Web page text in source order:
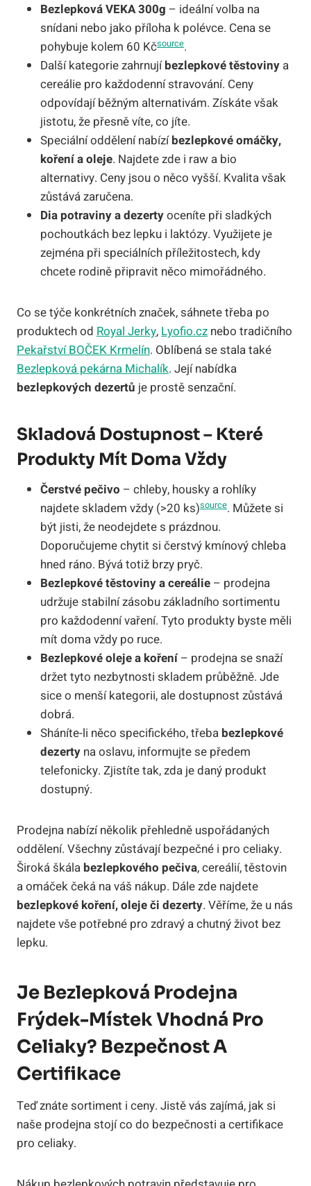
Bezlepková VEKA 300g – ideální volba na
snídani nebo jako příloha k polévce. Cena se
pohybuje kolem 60 Kčsource.
Další kategorie zahrnujíbezlepkové těstoviny a
cereálie pro každodenní stravování. Ceny
odpovídají běžným alternativám. Získáte však
jistotu, že přesně víte, co jíte.
Speciální oddělení nabízíbezlepkové omáčky,
koření a oleje. Najdete zde i raw a bio
alternativy. Ceny jsou o něco vyšší. Kvalita však
zůstává zaručena.
Dia potraviny a dezertyoceníte při sladkých
pochoutkách bez lepku i laktózy. Využijete je
zejména při speciálních příležitostech, kdy
chcete rodině připravit něco mimořádného.
Co se týče konkrétních značek, sáhnete třeba po
produktech od Royal Jerky,Lyofio.cz nebo tradičního
Pekařství BOČEK Krmelín. Oblíbená se stala také
Bezlepková pekárna Michalík. Její nabídka
bezlepkových dezertů je prostě senzační.
Skladová Dostupnost – Které
Produkty Mít Doma Vždy
Čerstvé pečivo – chleby, housky a rohlíky
najdete skladem vždy (>20 ks)source. Můžete si
být jisti, že neodejdete s prázdnou.
Doporučujeme chytit si čerstvý kmínový chleba
hned ráno. Bývá totiž brzy pryč.
Bezlepkové těstoviny a cereálie – prodejna
udržuje stabilní zásobu základního sortimentu
pro každodenní vaření. Tyto produkty byste měli
mít doma vždy po ruce.
Bezlepkové oleje a koření– prodejna se snaží
držet tyto nezbytnosti skladem průběžně. Jde
sice o menší kategorii, ale dostupnost zůstává
dobrá.
Sháníte-li něco specifického, třeba bezlepkové
dezerty na oslavu, informujte se předem
telefonicky. Zjistíte tak, zda je daný produkt
dostupný.
Prodejna nabízí několik přehledně uspořádaných
oddělení. Všechny zůstávají bezpečné i pro celiaky.
Široká škála bezlepkového pečiva, cereálií, těstovin
a omáček čeká na váš nákup. Dále zde najdete
bezlepkové koření, oleje či dezerty. Věříme, že u nás
najdete vše potřebné pro zdravý a chutný život bez
lepku.
Je Bezlepková Prodejna
Frýdek-Místek Vhodná Pro
Celiaky? Bezpečnost A
Certifikace
Teď znáte sortiment i ceny. Jistě vás zajímá, jak si
naše prodejna stojí co do bezpečnosti a certifikace
pro celiaky.